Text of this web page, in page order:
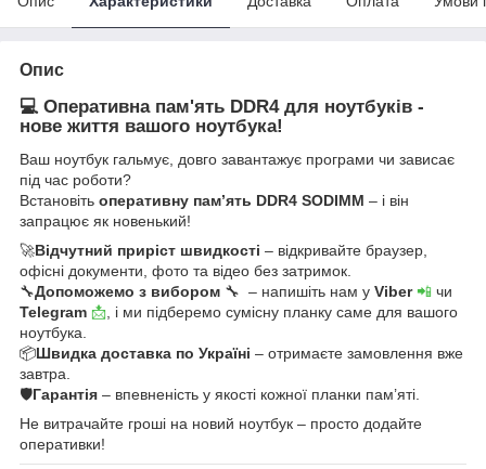
Опис
💻 Оперативна пам'ять DDR4 для ноутбуків -
нове життя вашого ноутбука!
Ваш ноутбук гальмує, довго завантажує програми чи зависає
під час роботи?
Встановіть оперативну пам’ять DDR4 SODIMM – і він
запрацює як новенький!
🚀Відчутний приріст швидкості – відкривайте браузер,
офісні документи, фото та відео без затримок.
🔧Допоможемо з вибором 🔧 – напишіть нам у Viber📲 чи
Telegram 📩 , і ми підберемо сумісну планку саме для вашого
ноутбука.
📦Швидка доставка по Україні – отримаєте замовлення вже
завтра.
🛡Гарантія – впевненість у якості кожної планки пам’яті.
Не витрачайте гроші на новий ноутбук – просто додайте
оперативки!